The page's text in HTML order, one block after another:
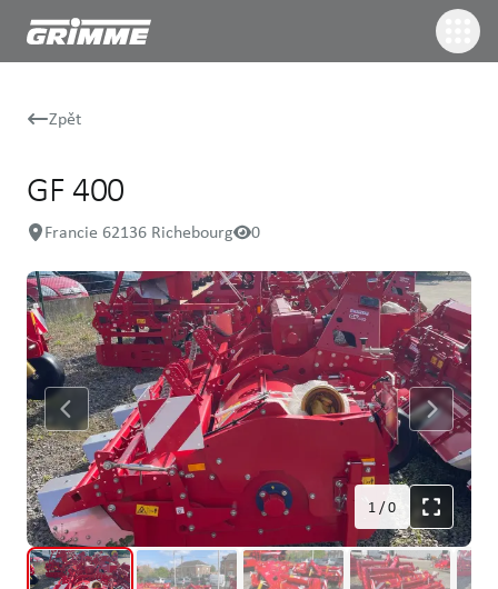
Zpět
GF 400
Francie 62136 Richebourg 0
1/0